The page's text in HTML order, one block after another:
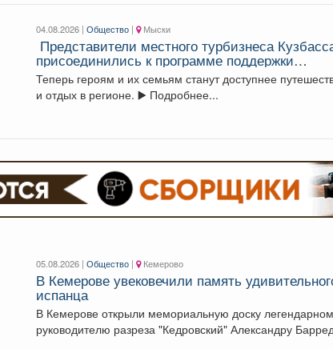
04.08.2026 |Общество | Мыски
Представители местного турбизнеса
присоединились к программе поддержки
участников СВО и их близкихне.
Теперь героям и их семьям станут доступнее
и отдых в регионе. ▶️ Подробнее...
05.08.2026 |Общество | Кемерово
В Кемерове увековечили память
испанца
В Кемерове открыли мемориальную доску
руководителю разреза "Кедровский" Александру